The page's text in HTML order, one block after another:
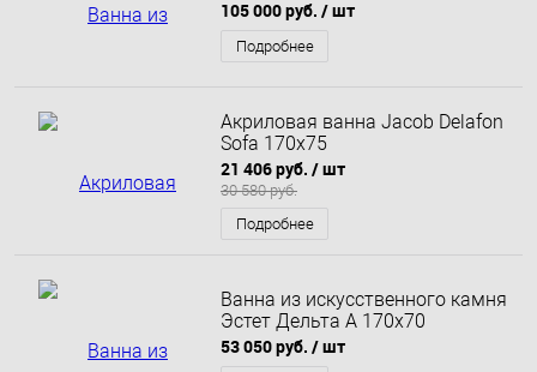
лапы
105 000 руб. / шт
Подробнее
Акриловая ванна Jacob Delafon
Sofa 170x75
21 406 руб. / шт
30 580 руб.
Подробнее
Ванна из искусственного камня
Эстет Дельта A 170x70
53 050 руб. / шт